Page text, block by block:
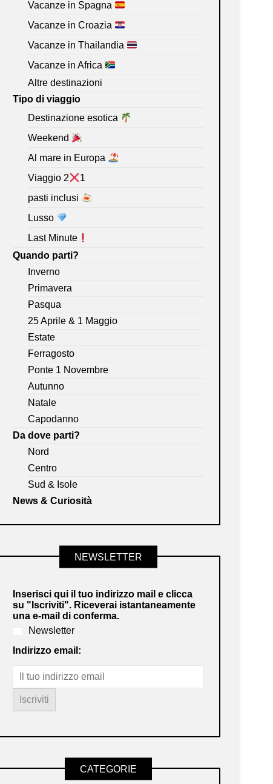
Vacanze in Spagna
Vacanze in Croazia
Vacanze in Thailandia
Vacanze in Africa
Altre destinazioni
Tipo di viaggio
Destinazione esotica
Weekend
Al mare in Europa
Viaggio 2
1
pasti inclusi
Lusso
Last Minute
Quando parti?
Inverno
Primavera
Pasqua
25 Aprile & 1 Maggio
Estate
Ferragosto
Ponte 1 Novembre
Autunno
Natale
Capodanno
Da dove parti?
Nord
Centro
Sud & Isole
News & Curiosità
NEWSLETTER
Inserisci qui il tuo indirizzo mail e clicca
su "Iscriviti". Riceverai istantaneamente
una e-mail di conferma.
Newsletter
Indirizzo email:
CATEGORIE